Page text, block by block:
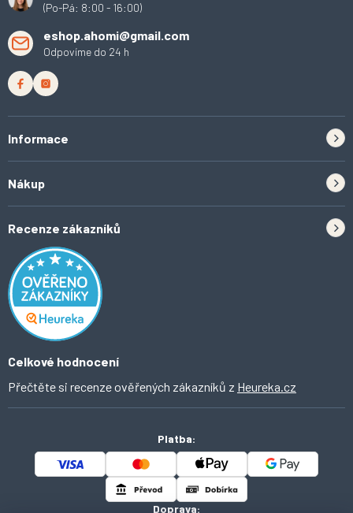
(Po-Pá: 8:00 - 16:00)
eshop.ahomi@gmail.com
Odpovíme do 24 h
Informace
Tipy do kuchyně
Inspirace a trendy
Domácí vychytávky
O Ahomi
Nákup
Odstoupení od smlouvy
Obchodní podmínky
Ochrana osobních údajů
Recenze zákazníků
Celkové hodnocení
Přečtěte si recenze ověřených zákazníků z Heureka.cz
Platba:
Doprava: